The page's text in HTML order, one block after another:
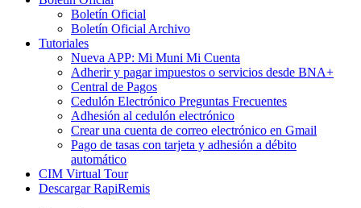
Boletín Oficial
Boletín Oficial Archivo
Tutoriales
Nueva APP: Mi Muni Mi Cuenta
Adherir y pagar impuestos o servicios desde BNA+
Central de Pagos
Cedulón Electrónico Preguntas Frecuentes
Adhesión al cedulón electrónico
Crear una cuenta de correo electrónico en Gmail
Pago de tasas con tarjeta y adhesión a débito
automático
CIM Virtual Tour
Descargar RapiRemis